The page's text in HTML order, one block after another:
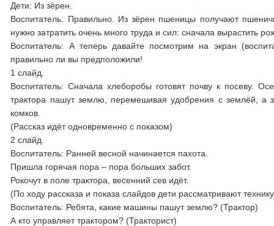
Дети: Из зёрен.
Воспитатель: Правильно. Из зёрен пшеницы получают
нужно затратить очень много труда и сил: сначала вырастить
Воспитатель: А теперь давайте посмотрим на экран
правильно ли вы предположили!
1 слайд.
Воспитатель: Сначала хлеборобы готовят почву к посеву.
трактора пашут землю, перемешивая удобрения с землёй,
комков.
(Рассказ идёт одновременно с показом)
2 слайд.
Воспитатель: Ранней весной начинается пахота.
Пришла горячая пора – пора больших забот.
Рокочут в поле трактора, весенний сев идёт.
(По ходу рассказа и показа слайдов дети рассматривают
Воспитатель: Ребята, какие машины пашут землю? (Трактор)
А кто управляет трактором? (Тракторист)